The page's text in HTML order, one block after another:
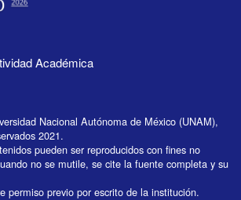
Académica
Nacional Autónoma de México (UNAM),
2021.
pueden ser reproducidos con fines no
no se mutile, se cite la fuente completa y su
permiso previo por escrito de la institución.